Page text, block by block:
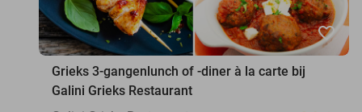
favorite_border
Grieks 3-gangenlunch of -diner à la carte bij
Galini Grieks Restaurant